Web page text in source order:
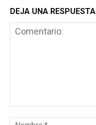
DEJA UNA RESPUESTA